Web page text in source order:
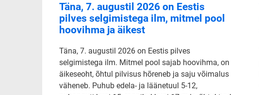
Täna, 7. augustil 2026 on Eestis
pilves selgimistega ilm, mitmel pool
hoovihma ja äikest
Täna, 7. augustil 2026 on Eestis pilves
selgimistega ilm. Mitmel pool sajab hoovihma, on
äikeseoht, õhtul pilvisus hõreneb ja saju võimalus
väheneb. Puhub edela- ja läänetuul 5-12,